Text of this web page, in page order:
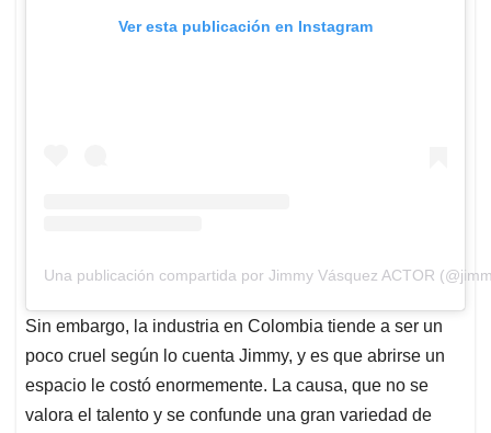
Ver esta publicación en Instagram
Una publicación compartida por Jimmy Vásquez ACTOR
Sin embargo, la industria en Colombia tiende a ser un
poco cruel según lo cuenta Jimmy, y es que abrirse un
espacio le costó enormemente. La causa, que no se
valora el talento y se confunde una gran variedad de